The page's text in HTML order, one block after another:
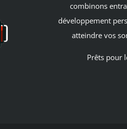
combinons
développement
atteindre vos
Prêts pour